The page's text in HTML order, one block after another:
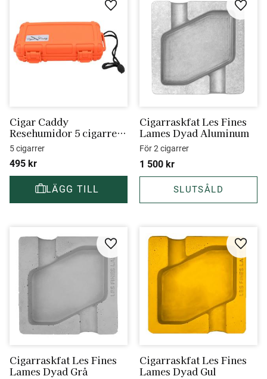
Cigar Caddy
Resehumidor 5 cigarrer
orange
5 cigarrer
495 kr
Lägg till i favoriter
Cigarraskfat Les Fines
Lames Dyad Aluminum
För 2 cigarrer
1 500 kr
Lägg
Cigarraskfat Les Fines
Lames Dyad Grå
Lägg till i favoriter
Cigarraskfat Les Fines
Lames Dyad Gul
Lägg